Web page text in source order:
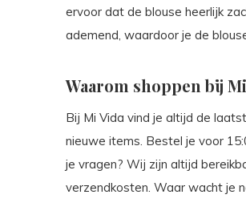
ervoor dat de blouse heerlijk
ademend, waardoor je de
Waarom shoppen bij
Bij Mi Vida vind je altijd de
nieuwe items. Bestel je voor
je vragen? Wij zijn altijd
verzendkosten. Waar wacht je